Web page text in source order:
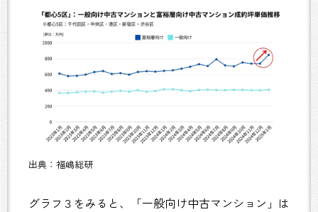
出典：福嶋総研
グラフ３をみると、「一般向け中古マンション」は